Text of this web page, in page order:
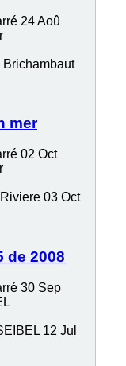
24 Aoû
mer
02 Oct
03 Oct
de 2008
30 Sep
12 Jul